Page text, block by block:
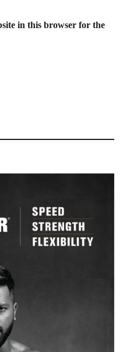
in this browser for the